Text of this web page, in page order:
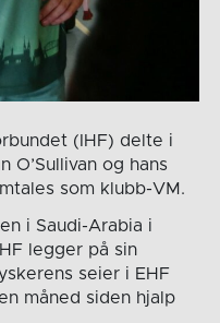
(IHF) delte i
O’Sullivan og hans
som klubb-VM.
i Saudi-Arabia i
legger på sin
seier i EHF
måned siden hjalp